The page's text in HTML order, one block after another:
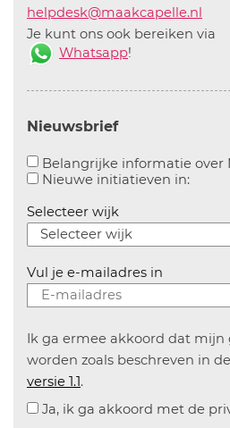
helpdesk@maakcapelle.nl
Je kunt ons ook bereiken via
Whatsapp!
Nieuwsbrief
Belangrijke informatie over
Nieuwe initiatieven in:
Selecteer wijk
Vul je e-mailadres in
Ik ga ermee akkoord dat mijn
worden zoals beschreven in de
versie 1.1.
Ja, ik ga akkoord met de